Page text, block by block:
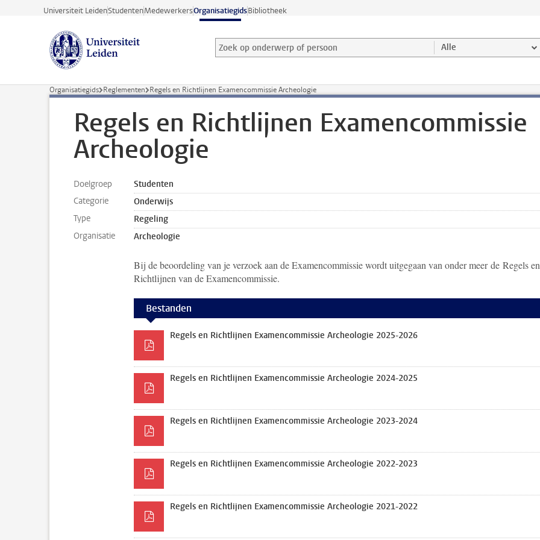
Ga direct naar de inhoud
Universiteit LeidenStudentenMedewerkersOrganisatiegidsBibliotheek
Zoek op onderwerp of persoon en selecteer categorie
Zoekterm Alle
Organisatiegids Reglementen Regels en Richtlijnen Examencommissie Archeologie
Regels en Richtlijnen Examencommissie
Archeologie
Doelgroep
Studenten
Categorie
Onderwijs
Type
Regeling
Organisatie
Archeologie
Bij de beoordeling van je verzoek aan de Examencommissie wordt uitgegaan van onder meer de Regels en
Richtlijnen van de Examencommissie.
Bestanden
Regels en Richtlijnen Examencommissie Archeologie 2025-2026
Regels en Richtlijnen Examencommissie Archeologie 2024-2025
Regels en Richtlijnen Examencommissie Archeologie 2023-2024
Regels en Richtlijnen Examencommissie Archeologie 2022-2023
Regels en Richtlijnen Examencommissie Archeologie 2021-2022